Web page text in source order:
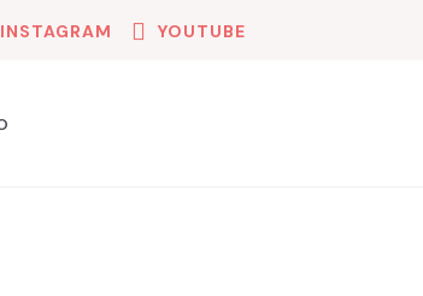
INSTAGRAM YOUTUBE